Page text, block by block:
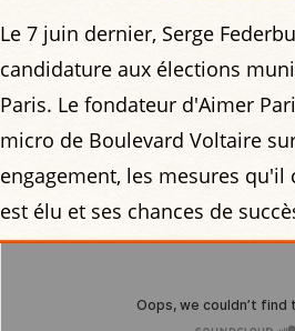
Le 7 juin dernier, Serge
candidature aux élections
Paris. Le fondateur d'Aimer
micro de Boulevard Voltaire
engagement, les mesures
est élu et ses chances de